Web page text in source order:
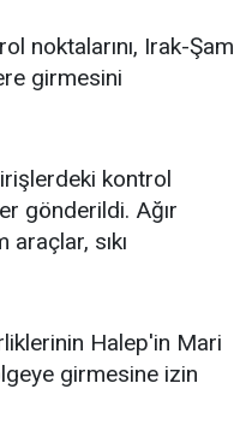
noktalarını, Irak-Şam
girmesini
kontrol
gönderildi. Ağır
araçlar, sıkı
Halep'in Mari
girmesine izin